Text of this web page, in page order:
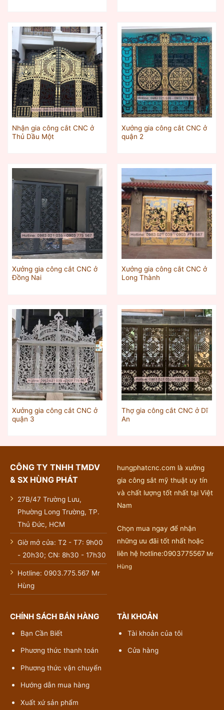
Nhận gia công cắt CNC ở
Thủ Dầu Một‎
Xưởng gia công cắt CNC ở
quận 2
Xưởng gia công cắt CNC ở
Đồng Nai
Xưởng gia công cắt CNC ở
Long Thành
Xưởng gia công cắt CNC ở
quận 3
Thợ gia công cắt CNC ở Dĩ
An
CÔNG TY TNHH TMDV
& SX HÙNG PHÁT
27B/47 Trường Lưu,
Phường Long Trường, TP.
Thủ Đức, HCM
Giờ mở cửa: T2 - T7: 9h00
- 20h30; CN: 8h30 - 17h30
Hotline: 0903.775.567 Mr
Hùng
hungphatcnc.com là xưởng
gia công sắt mỹ thuật uy tín
và chất lượng tốt nhất tại Việt
Nam
Chọn mua ngay để nhận
những ưu đãi tốt nhất hoặc
liên hệ hotline:0903775567 Mr
Hùng
CHÍNH SÁCH BÁN HÀNG
Bạn Cần Biết
Phương thức thanh toán
Phương thức vận chuyển
Hướng dẫn mua hàng
Xuất xứ sản phẩm
TÀI KHOẢN
Tài khoản của tôi
Cửa hàng